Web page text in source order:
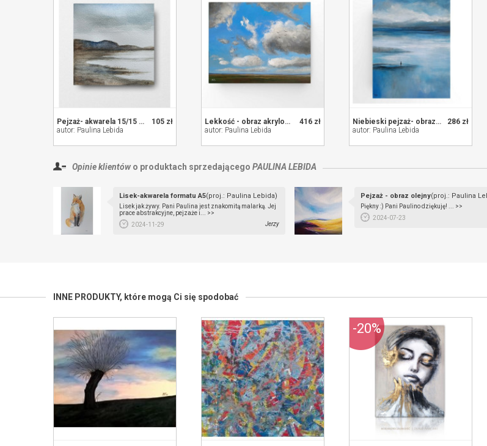
105 zł
Pejzaż- akwarela 15/15 cm
autor: Paulina Lebida
416 zł
Lekkość - obraz akrylowy 40/50 cm
autor: Paulina Lebida
286 zł
Niebieski pejzaż- obraz akrylowy 40/30 cm
autor: Paulina Lebida
Opinie klientów o produktach sprzedającego PAULINA LEBIDA
Lisek-akwarela formatu A5(proj.: Paulina Lebida)
Lisek jak żywy. Pani Paulina jest znakomitą malarką. Jej
prace abstrakcyjne, pejzaże i... >>
2024-11-29
Jerzy
Pejzaż - obraz olejny(proj.: Paulina
Piękny :) Pani Paulino dziękuję! ... >>
2024-07-23
INNE PRODUKTY, które mogą Ci się spodobać
-20%